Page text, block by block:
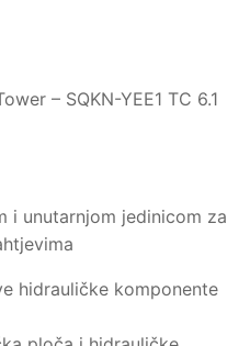
– SQKN-YEE1 TC 6.1
i unutarnjom jedinicom za
hidrauličke komponente